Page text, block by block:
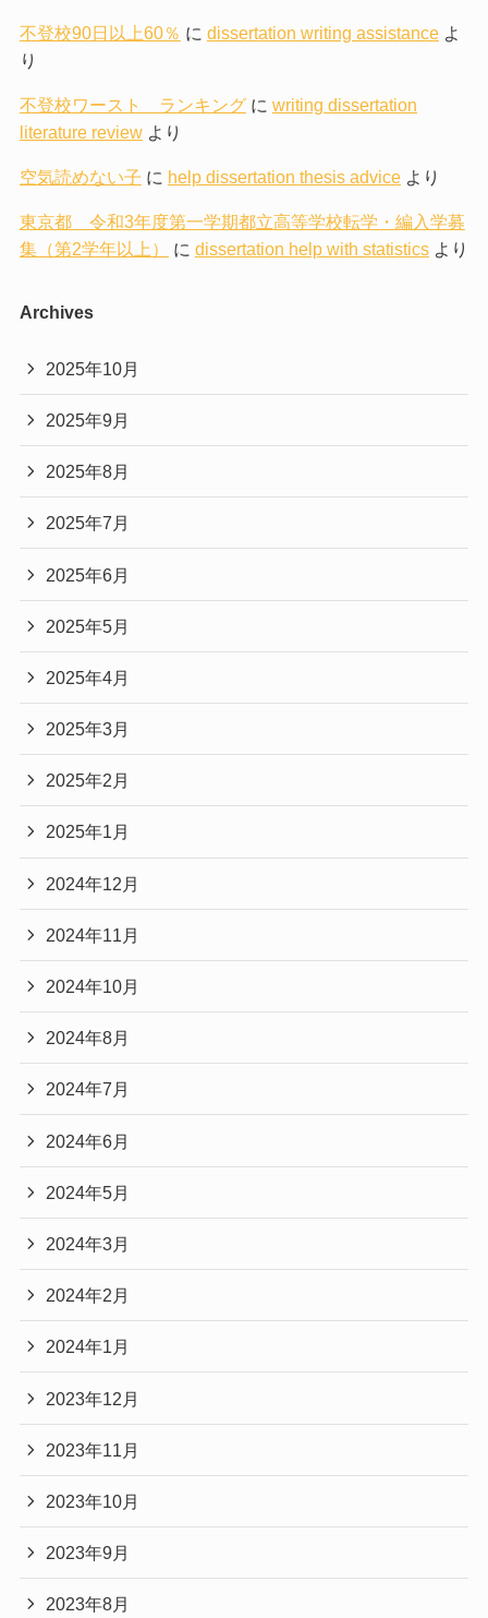
不登校90日以上60％ に dissertation writing assistanceよ
り
不登校ワースト ランキングに writing dissertation
literature reviewより
空気読めない子 に help dissertation thesis adviceより
東京都 令和3年度第一学期都立高等学校転学・編入学募
集（第2学年以上）
に dissertation help with statisticsより
Archives
2025年10月
2025年9月
2025年8月
2025年7月
2025年6月
2025年5月
2025年4月
2025年3月
2025年2月
2025年1月
2024年12月
2024年11月
2024年10月
2024年8月
2024年7月
2024年6月
2024年5月
2024年3月
2024年2月
2024年1月
2023年12月
2023年11月
2023年10月
2023年9月
2023年8月